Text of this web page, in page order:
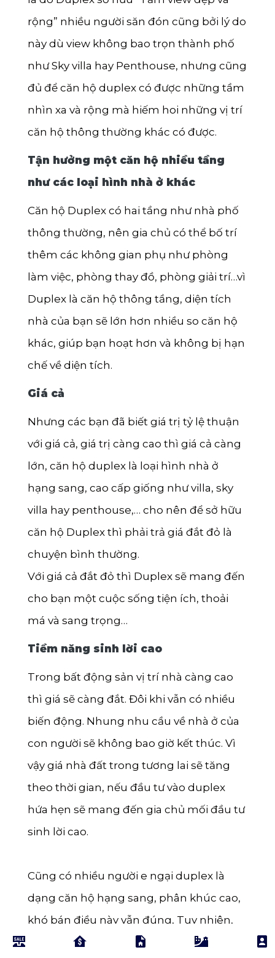
rộng” nhiều người săn đón cũng bởi lý do
này dù view không bao trọn thành phố
như Sky villa hay Penthouse, nhưng cũng
đủ để căn hộ duplex có được những tầm
nhìn xa và rộng mà hiếm hoi những vị trí
căn hộ thông thường khác có được.
Tận hưởng một căn hộ nhiều tầng
như các loại hình nhà ở khác
Căn hộ Duplex có hai tầng như nhà phố
thông thường, nên gia chủ có thể bố trí
thêm các không gian phụ như phòng
làm việc, phòng thay đồ, phòng giải trí…vì
Duplex là căn hộ thông tầng, diện tích
nhà của bạn sẽ lớn hơn nhiều so căn hộ
khác, giúp bạn hoạt hơn và không bị hạn
chế về diện tích.
Giá cả
Nhưng các bạn đã biết giá trị tỷ lệ thuận
với giá cả, giá trị càng cao thì giá cả càng
lớn, căn hộ duplex là loại hình nhà ở
hạng sang, cao cấp giống như villa, sky
villa hay penthouse,… cho nên để sở hữu
căn hộ Duplex thì phải trả giá đắt đỏ là
chuyện bình thường.
Với giá cả đắt đỏ thì Duplex sẽ mang đến
cho bạn một cuộc sống tiện ích, thoải
má và sang trọng…
Tiềm năng sinh lời cao
Trong bất động sản vị trí nhà càng cao
thì giá sẽ càng đắt. Đôi khi vẫn có nhiều
biến động. Nhung nhu cầu về nhà ở của
con người sẽ không bao giờ kết thúc. Vì
vậy giá nhà đất trong tương lai sẽ tăng
theo thời gian, nếu đầu tư vào duplex
hứa hẹn sẽ mang đến gia chủ mối đầu tư
sinh lời cao.
Cũng có nhiều người e ngại duplex là
dạng căn hộ hạng sang, phân khúc cao,
khó bán điều này vẫn đúng, Tuy nhiên,
nhu cầu sống của con người ngày càng